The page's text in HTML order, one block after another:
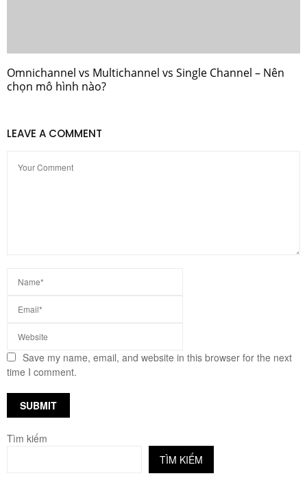
Omnichannel vs Multichannel vs Single Channel – Nên
chọn mô hình nào?
LEAVE A COMMENT
Save my name, email, and website in this browser for the next
time I comment.
Tìm kiếm
TÌM KIẾM